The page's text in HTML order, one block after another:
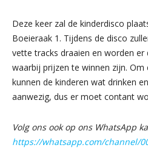
Deze keer zal de kinderdisco
Boeieraak 1. Tijdens de disco
vette tracks draaien en worden er
waarbij prijzen te winnen zijn.
kunnen de kinderen wat drinken
aanwezig, dus er moet contant
Volg ons ook op ons WhatsApp
https://whatsapp.com/channel/